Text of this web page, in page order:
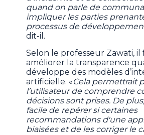
quand on parle de
impliquer les parties
processus de
dit-il.
Selon le professeur Zawati, il
améliorer la transparence
développe des modèles
artificielle. «Cela permettrait
l’utilisateur de comprendre
décisions sont prises. De
facile de repérer si certaines
recommandations d'une
biaisées et de les corriger le